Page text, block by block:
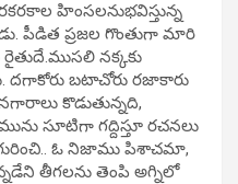
హింసలనుభవిస్తున్న
పీడిత ప్రజల గొంతుగా మారి
నక్కకు
దగాకోరు బటాచోరు రజాకారు
కొడుతున్నది,
సూటిగా గద్దిస్తూ రచనలు
ఓ నిజాము పిశాచమా,
తీగలను తెంపి అగ్నిలో